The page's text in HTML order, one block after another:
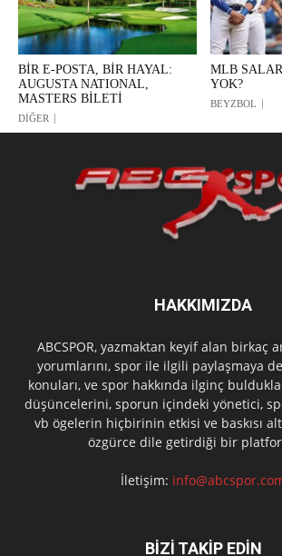
BİR E-POSTA, BİR HAYAL:
AUGUSTA NATIONAL,
MASTERS BİLETİ
DİĞER
MLB
YOK?
BEYZBOL
HAKKIMIZDA
ABCSPOR, yazmaktan keyif alan birkaç
yorumlarını, spor ile ilgili paylaşmaya
konuları, ve spor hakkında ilginç
düşüncelerini, sporun içindeki yönetici,
vb ögelerin hiçbirinin etkisi ve baskısı
özgürce dile getirdiği bir
İletişim:
BİZİ TAKİP EDİN